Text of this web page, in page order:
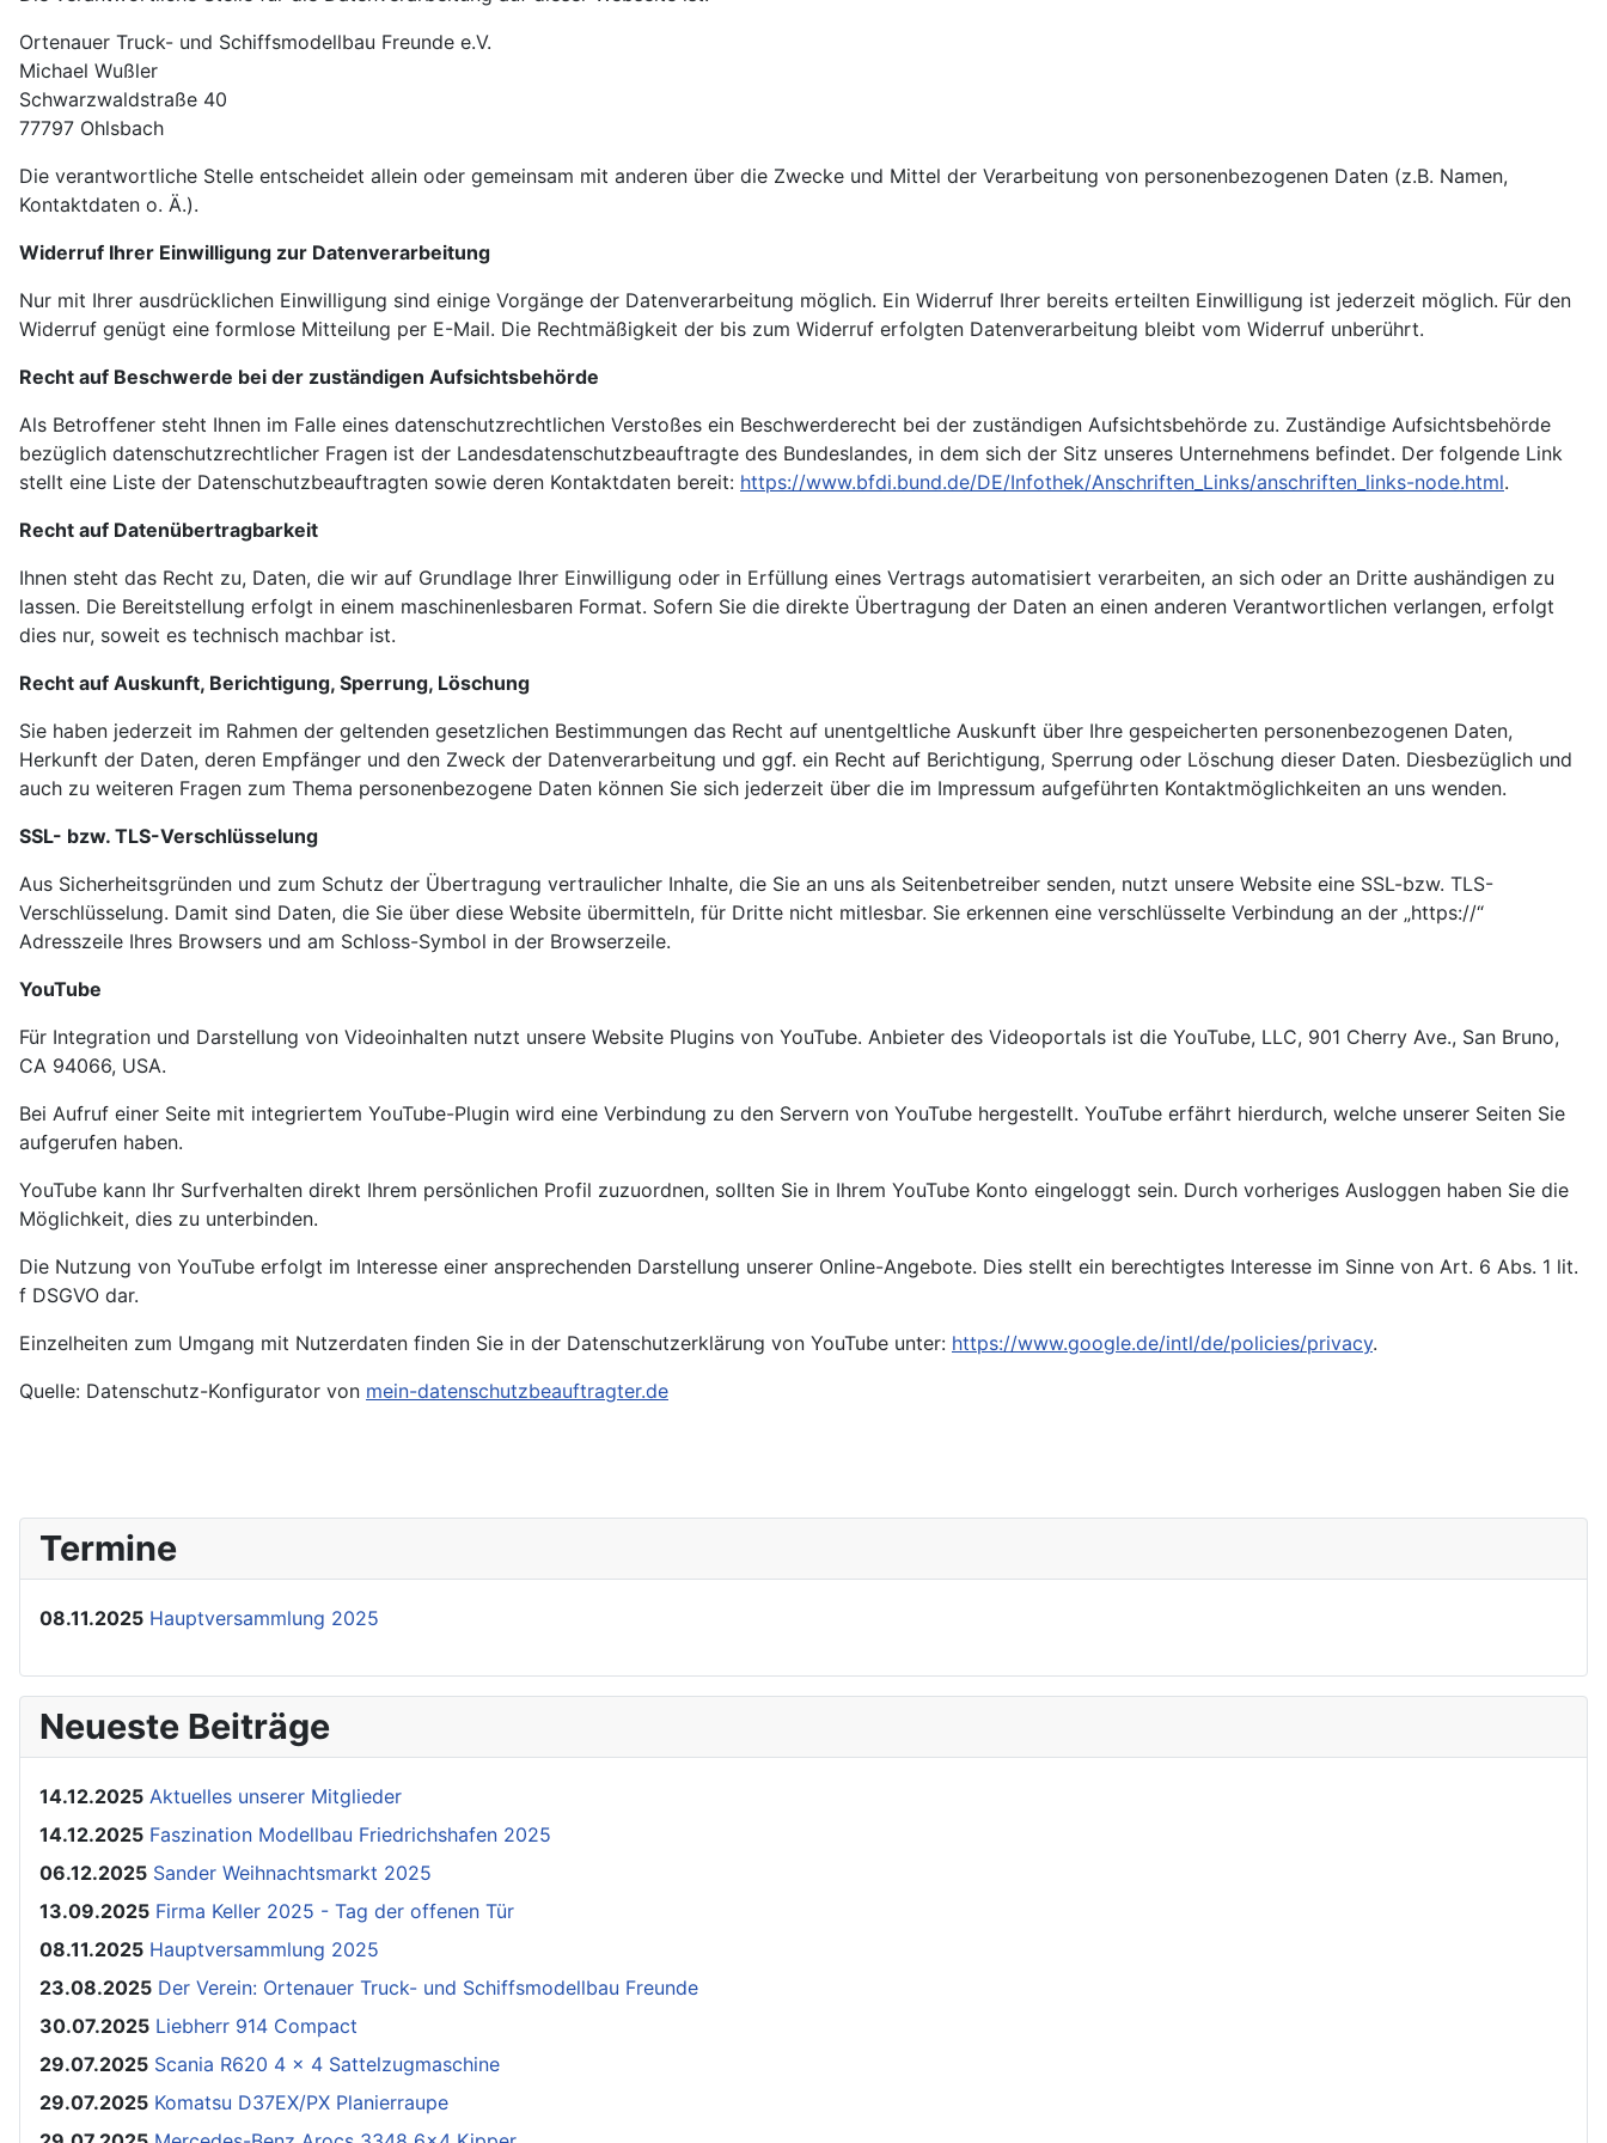
Ortenauer Truck- und Schiffsmodellbau Freunde e.V.
Michael Wußler
Schwarzwaldstraße 40
77797 Ohlsbach
Die verantwortliche Stelle entscheidet allein oder gemeinsam mit anderen über die Zwecke und Mittel der Verarbeitung von personenbezogenen Daten (z.B. Namen,
Kontaktdaten o. Ä.).
Widerruf Ihrer Einwilligung zur Datenverarbeitung
Nur mit Ihrer ausdrücklichen Einwilligung sind einige Vorgänge der Datenverarbeitung möglich. Ein Widerruf Ihrer bereits erteilten Einwilligung ist jederzeit möglich. Für den
Widerruf genügt eine formlose Mitteilung per E-Mail. Die Rechtmäßigkeit der bis zum Widerruf erfolgten Datenverarbeitung bleibt vom Widerruf unberührt.
Recht auf Beschwerde bei der zuständigen Aufsichtsbehörde
Als Betroffener steht Ihnen im Falle eines datenschutzrechtlichen Verstoßes ein Beschwerderecht bei der zuständigen Aufsichtsbehörde zu. Zuständige Aufsichtsbehörde
bezüglich datenschutzrechtlicher Fragen ist der Landesdatenschutzbeauftragte des Bundeslandes, in dem sich der Sitz unseres Unternehmens befindet. Der folgende Link
stellt eine Liste der Datenschutzbeauftragten sowie deren Kontaktdaten bereit: https://www.bfdi.bund.de/DE/Infothek/Anschriften_Links/anschriften_links-node.html.
Recht auf Datenübertragbarkeit
Ihnen steht das Recht zu, Daten, die wir auf Grundlage Ihrer Einwilligung oder in Erfüllung eines Vertrags automatisiert verarbeiten, an sich oder an Dritte aushändigen zu
lassen. Die Bereitstellung erfolgt in einem maschinenlesbaren Format. Sofern Sie die direkte Übertragung der Daten an einen anderen Verantwortlichen verlangen, erfolgt
dies nur, soweit es technisch machbar ist.
Recht auf Auskunft, Berichtigung, Sperrung, Löschung
Sie haben jederzeit im Rahmen der geltenden gesetzlichen Bestimmungen das Recht auf unentgeltliche Auskunft über Ihre gespeicherten personenbezogenen Daten,
Herkunft der Daten, deren Empfänger und den Zweck der Datenverarbeitung und ggf. ein Recht auf Berichtigung, Sperrung oder Löschung dieser Daten. Diesbezüglich und
auch zu weiteren Fragen zum Thema personenbezogene Daten können Sie sich jederzeit über die im Impressum aufgeführten Kontaktmöglichkeiten an uns wenden.
SSL- bzw. TLS-Verschlüsselung
Aus Sicherheitsgründen und zum Schutz der Übertragung vertraulicher Inhalte, die Sie an uns als Seitenbetreiber senden, nutzt unsere Website eine SSL-bzw. TLS-
Verschlüsselung. Damit sind Daten, die Sie über diese Website übermitteln, für Dritte nicht mitlesbar. Sie erkennen eine verschlüsselte Verbindung an der „https://“
Adresszeile Ihres Browsers und am Schloss-Symbol in der Browserzeile.
YouTube
Für Integration und Darstellung von Videoinhalten nutzt unsere Website Plugins von YouTube. Anbieter des Videoportals ist die YouTube, LLC, 901 Cherry Ave., San Bruno,
CA 94066, USA.
Bei Aufruf einer Seite mit integriertem YouTube-Plugin wird eine Verbindung zu den Servern von YouTube hergestellt. YouTube erfährt hierdurch, welche unserer Seiten Sie
aufgerufen haben.
YouTube kann Ihr Surfverhalten direkt Ihrem persönlichen Profil zuzuordnen, sollten Sie in Ihrem YouTube Konto eingeloggt sein. Durch vorheriges Ausloggen haben Sie die
Möglichkeit, dies zu unterbinden.
Die Nutzung von YouTube erfolgt im Interesse einer ansprechenden Darstellung unserer Online-Angebote. Dies stellt ein berechtigtes Interesse im Sinne von Art. 6 Abs. 1 lit.
f DSGVO dar.
Einzelheiten zum Umgang mit Nutzerdaten finden Sie in der Datenschutzerklärung von YouTube unter: https://www.google.de/intl/de/policies/privacy.
Quelle: Datenschutz-Konfigurator von mein-datenschutzbeauftragter.de
Termine
08.11.2025 Hauptversammlung 2025
Neueste Beiträge
14.12.2025 Aktuelles unserer Mitglieder
14.12.2025 Faszination Modellbau Friedrichshafen 2025
06.12.2025 Sander Weihnachtsmarkt 2025
13.09.2025 Firma Keller 2025 - Tag der offenen Tür
08.11.2025 Hauptversammlung 2025
23.08.2025 Der Verein: Ortenauer Truck- und Schiffsmodellbau Freunde
30.07.2025 Liebherr 914 Compact
29.07.2025 Scania R620 4 x 4 Sattelzugmaschine
29.07.2025 Komatsu D37EX/PX Planierraupe